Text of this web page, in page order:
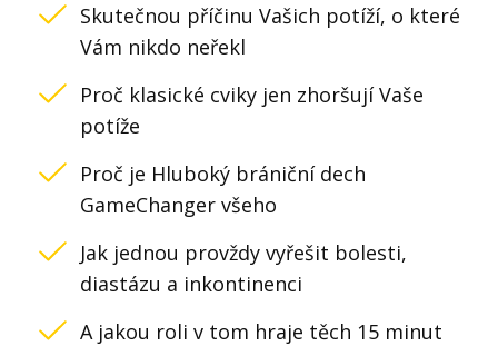
Skutečnou příčinu Vašich potíží, o které
Vám nikdo neřekl
Proč klasické cviky jen zhoršují Vaše
potíže
Proč je Hluboký brániční dech
GameChanger všeho
Jak jednou provždy vyřešit bolesti,
diastázu a inkontinenci
A jakou roli v tom hraje těch 15 minut